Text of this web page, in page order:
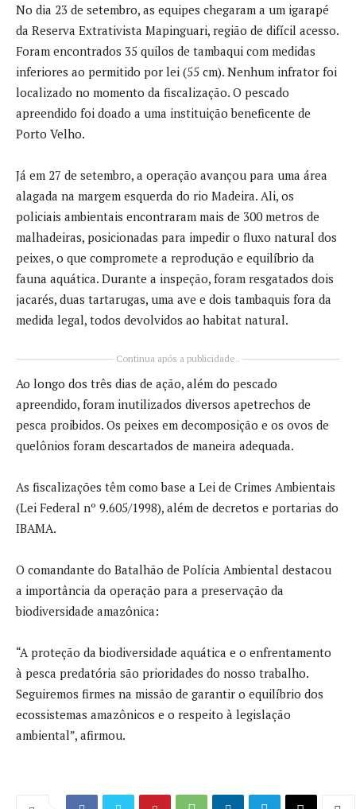
No dia 23 de setembro, as equipes chegaram a um igarapé
da Reserva Extrativista Mapinguari, região de difícil acesso.
Foram encontrados 35 quilos de tambaqui com medidas
inferiores ao permitido por lei (55 cm). Nenhum infrator foi
localizado no momento da fiscalização. O pescado
apreendido foi doado a uma instituição beneficente de
Porto Velho.
Já em 27 de setembro, a operação avançou para uma área
alagada na margem esquerda do rio Madeira. Ali, os
policiais ambientais encontraram mais de 300 metros de
malhadeiras, posicionadas para impedir o fluxo natural dos
peixes, o que compromete a reprodução e equilíbrio da
fauna aquática. Durante a inspeção, foram resgatados dois
jacarés, duas tartarugas, uma ave e dois tambaquis fora da
medida legal, todos devolvidos ao habitat natural.
Continua após a publicidade..
Ao longo dos três dias de ação, além do pescado
apreendido, foram inutilizados diversos apetrechos de
pesca proibidos. Os peixes em decomposição e os ovos de
quelônios foram descartados de maneira adequada.
As fiscalizações têm como base a Lei de Crimes Ambientais
(Lei Federal nº 9.605/1998), além de decretos e portarias do
IBAMA.
O comandante do Batalhão de Polícia Ambiental destacou
a importância da operação para a preservação da
biodiversidade amazônica:
“A proteção da biodiversidade aquática e o enfrentamento
à pesca predatória são prioridades do nosso trabalho.
Seguiremos firmes na missão de garantir o equilíbrio dos
ecossistemas amazônicos e o respeito à legislação
ambiental”, afirmou.